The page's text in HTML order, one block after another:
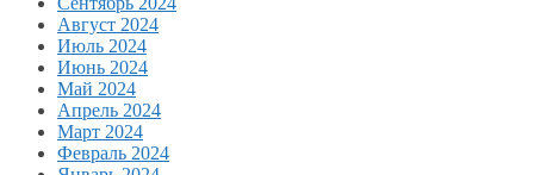
Август 2024
Июль 2024
Июнь 2024
Май 2024
Апрель 2024
Март 2024
Февраль 2024